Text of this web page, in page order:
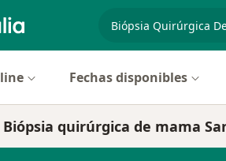
especialidad,
Fechas disponibles
Biópsia quirúrgica de mama